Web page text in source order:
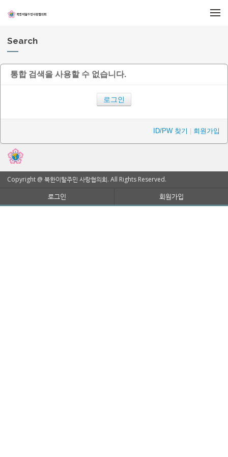
Search
통합 검색을 사용할 수 없습니다.
로그인
ID/PW 찾기 회원가입
Copyright @ 북한이탈주민 사랑협의회. All Rights Reserved.
로그인 회원가입